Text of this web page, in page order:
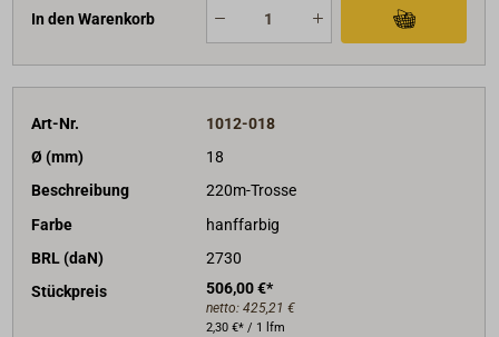
In den Warenkorb
Art-Nr.
1012-018
Ø (mm)
18
Beschreibung
220m-Trosse
Farbe
hanffarbig
BRL (daN)
2730
Stückpreis
506,00 €*
netto: 425,21 €
2,30 €* / 1 lfm